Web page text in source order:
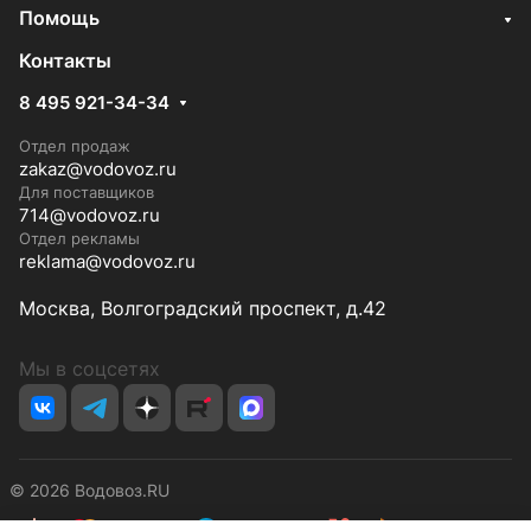
Помощь
Контакты
8 495 921-34-34
Отдел продаж
zakaz@vodovoz.ru
Для поставщиков
714@vodovoz.ru
Отдел рекламы
reklama@vodovoz.ru
Москва, Волгоградский проспект, д.42
Мы в соцсетях
© 2026 Водовоз.RU